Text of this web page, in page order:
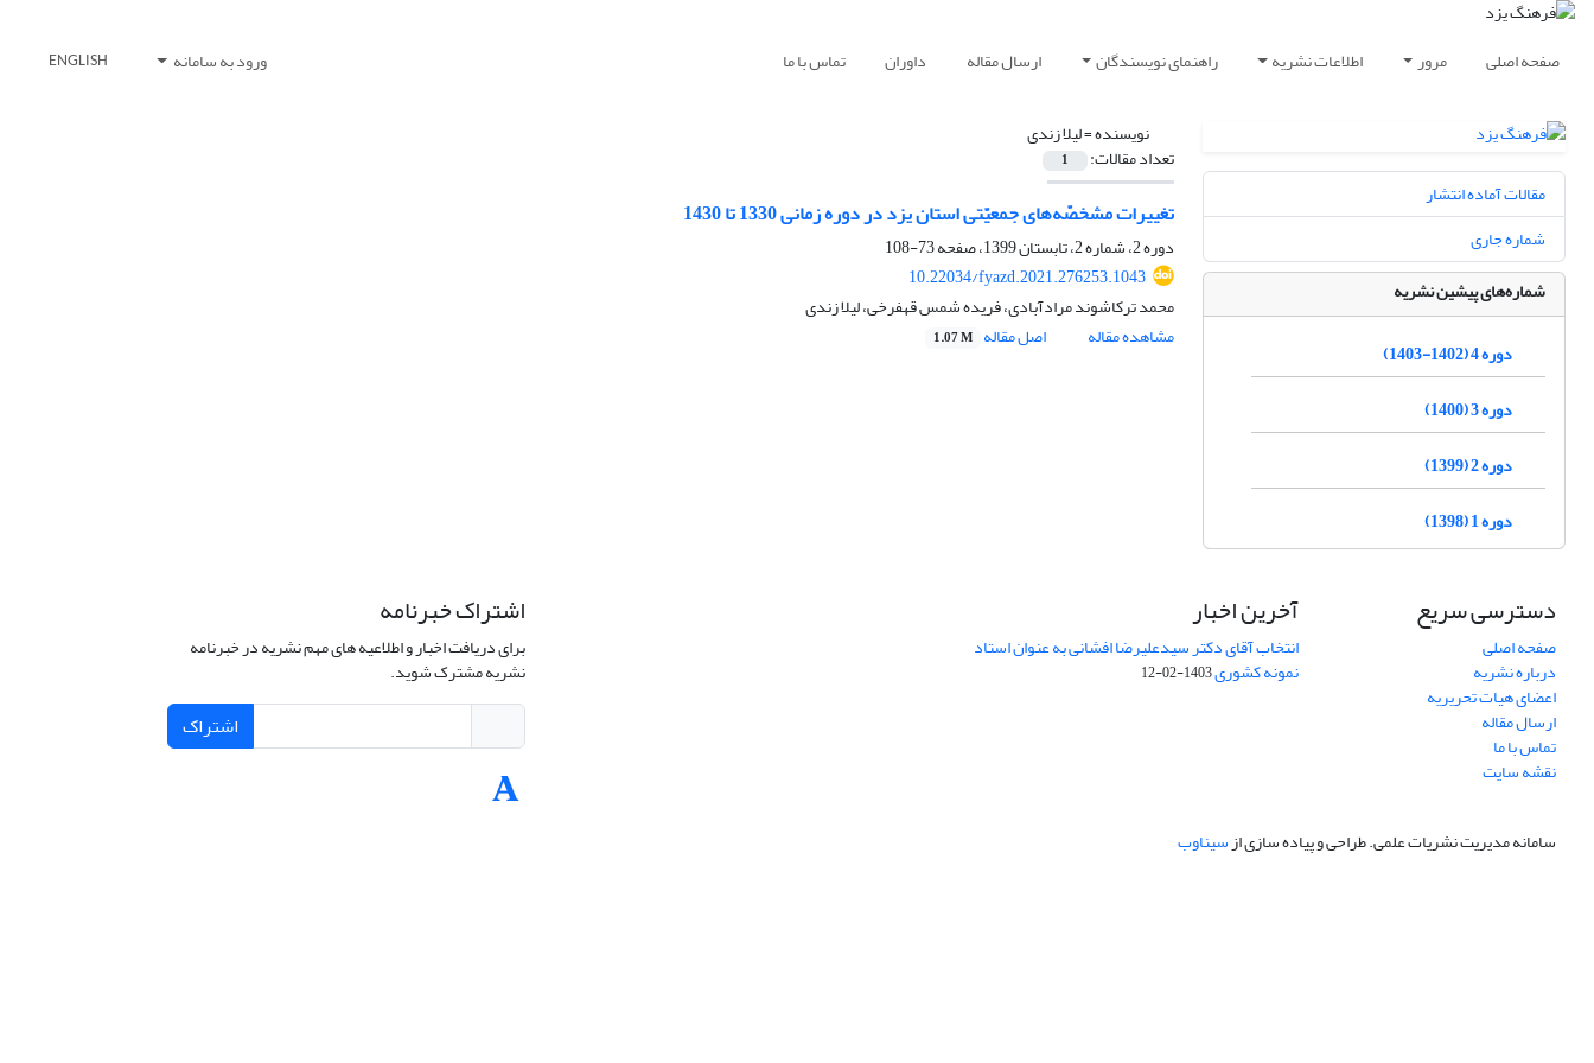
صفحه اصلی مرور اطلاعات نشریه راهنمای نویسندگان ارسال مقاله داوران تماس با ما ورود به سامانه ENGLISH
نویسنده =لیلا زندی
تعداد مقالات: 1
تغییرات مشخصّه‌های جمعیّتی استان یزد در دوره زمانی 1330 تا 1430
دوره 2، شماره 2، تابستان 1399، صفحه
73-108
10.22034/fyazd.2021.276253.1043
محمد ترکاشوند مرادآبادی، فریده شمس قهفرخی، لیلا زندی
مشاهده مقاله
اصل مقاله 1.07 M
مقالات آماده انتشار
شماره جاری
شماره‌های پیشین نشریه
دوره 4 (1402-1403)
دوره 3 (1400)
دوره 2 (1399)
دوره 1 (1398)
دسترسی سریع
صفحه اصلی
درباره نشریه
اعضای هیات تحریریه
ارسال مقاله
تماس با ما
نقشه سایت
آخرین اخبار
انتخاب آقای دکتر سیدعلیرضا افشانی به عنوان استاد
نمونه کشوری1403-02-12
اشتراک خبرنامه
برای دریافت اخبار و اطلاعیه های مهم نشریه در خبرنامه
نشریه مشترک شوید.
اشتراک
سامانه مدیریت نشریات علمی.طراحی و پیاده سازی ازسیناوب